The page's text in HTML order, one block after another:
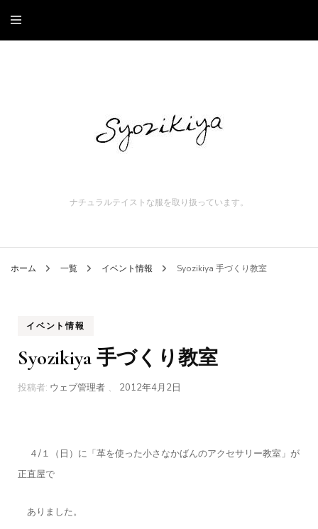
ナチュラルテイストな服を取り扱っています。
ホーム 一覧 イベント情報 Syozikiya 手づくり教室
イベント情報
Syozikiya 手づくり教室
投稿者: ウェブ管理者 、 2012年4月2日
４/１（日）に「革を使った小さなかばんのアクセサリー教室」が
正直屋で
ありました。